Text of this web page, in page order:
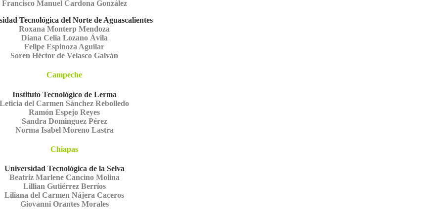
Francisco Manuel Cardona González
Tecnológica del Norte de Aguascalientes
Roxana Monterp Mendoza
Diana Celia Lozano Ávila
Felipe Espinoza Aguilar
Soren Héctor de Velasco Galván
Campeche
Instituto Tecnológico de Lerma
Leticia del Carmen Sánchez Rebolledo
Ramón Espejo Reyes
Sandra Dominguez Pérez
Norma Isabel Moreno Lastra
Chiapas
Universidad Tecnológica de la Selva
Beatriz Marlene Cancino Molina
Lillian Gutiérrez Berríos
Liliana del Carmen Nájera Caceros
Giovanni Orantes Morales